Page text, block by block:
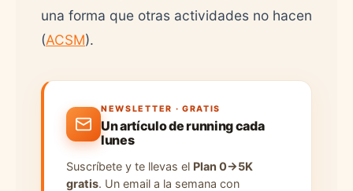
una forma que otras actividades no hacen
(ACSM).
NEWSLETTER · GRATIS
Un artículo de running cada
lunes
Suscríbete y te llevas el Plan 0→5K
gratis. Un email a la semana con